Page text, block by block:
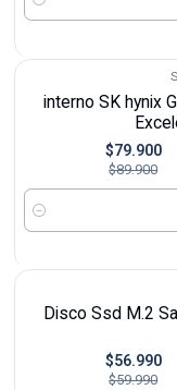
Cantidad
interno SK hynix
$79.900
$89.900
Cantidad
Disco Ssd M.2
$56.990
$59.990